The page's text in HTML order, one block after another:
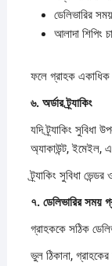
ডেলিভারির
আলাদা শিপিং
ফলে গ্রাহক একাধিক
৬. অর্ডারট্র্যাকিং
যদি ট্র্যাকিং সুবিধা
অ্যাকাউন্ট, ইমেইল,
ট্র্যাকিং সুবিধা
৭. ডেলিভারিরসময়
গ্রাহককে সঠিক
ভুল ঠিকানা,